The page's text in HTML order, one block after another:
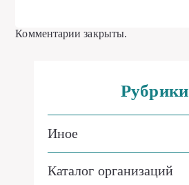
Комментарии закрыты.
Рубрики
Иное
Каталог организаций